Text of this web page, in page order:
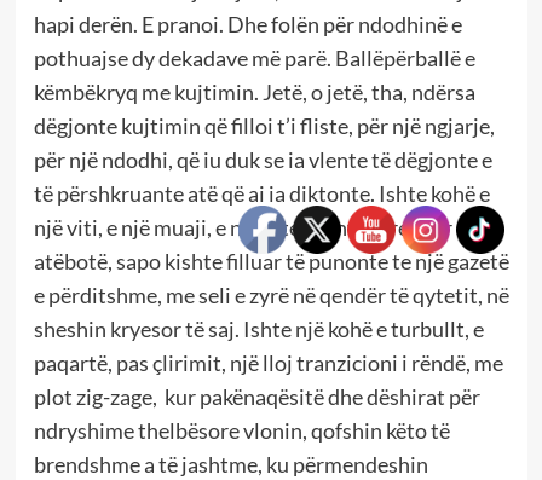
hapi derën. E pranoi. Dhe folën për ndodhinë e
pothuajse dy dekadave më parë. Ballëpërballë e
këmbëkryq me kujtimin. Jetë, o jetë, tha, ndërsa
dëgjonte kujtimin që filloi t’i fliste, për një ngjarje,
për një ndodhi, që iu duk se ia vlente të dëgjonte e
të përshkruante atë që ai ia diktonte. Ishte kohë e
një viti, e një muaji, e një dite pranverore. Kur
atëbotë, sapo kishte filluar të punonte te një gazetë
e përditshme, me seli e zyrë në qendër të qytetit, në
sheshin kryesor të saj. Ishte një kohë e turbullt, e
paqartë, pas çlirimit, një lloj tranzicioni i rëndë, me
plot zig-zage, kur pakënaqësitë dhe dëshirat për
ndryshime thelbësore vlonin, qofshin këto të
brendshme a të jashtme, ku përmendeshin